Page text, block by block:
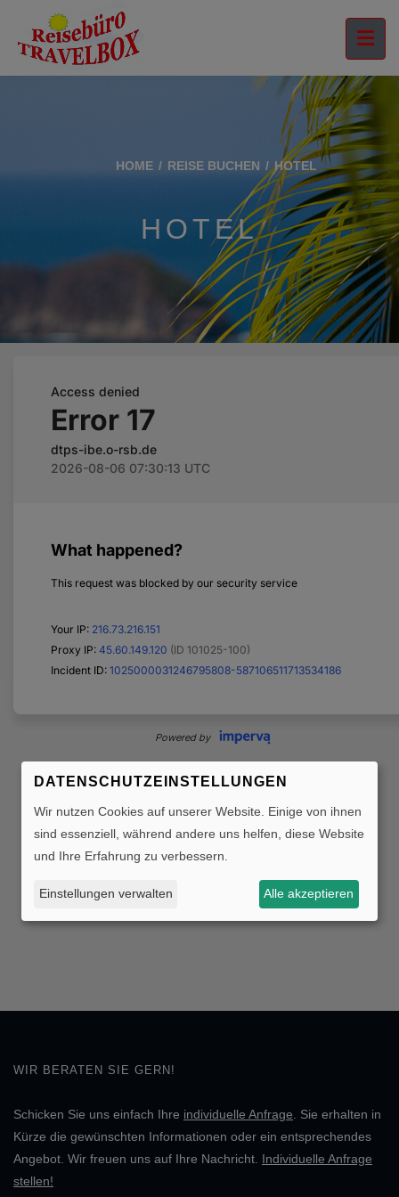
HOME REISE BUCHEN HOTEL
HOTEL
WIR BERATEN SIE GERN!
Schicken Sie uns einfach Ihre individuelle Anfrage . Sie erhalten in
Kürze die gewünschten Informationen oder ein entsprechendes
Angebot. Wir freuen uns auf Ihre Nachricht. Individuelle Anfrage
stellen!
DATENSCHUTZEINSTELLUNGEN
Wir nutzen Cookies auf unserer Website. Einige von ihnen
sind essenziell, während andere uns helfen, diese Website
und Ihre Erfahrung zu verbessern.
Einstellungen verwalten Alle akzeptieren